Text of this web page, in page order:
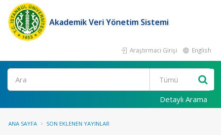
Akademik Veri Yönetim Sistemi
Araştırmacı Girişi English
Ara
Detaylı Arama
ANA SAYFA SON EKLENEN YAYINLAR